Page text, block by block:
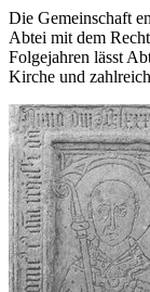
Die Gemeinschaft
Abtei mit dem
Folgejahren lässt
Kirche und